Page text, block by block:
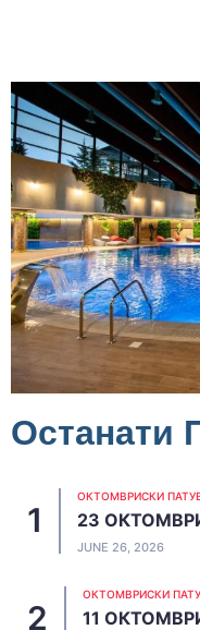
Останати
ОКТОМВРИСКИ
23
JUNE 26, 2026
ОКТОМВРИСКИ
11